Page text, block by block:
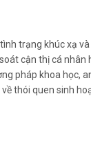
trạng khúc xạ
cận thị cá
pháp khoa học,
thói quen sinh